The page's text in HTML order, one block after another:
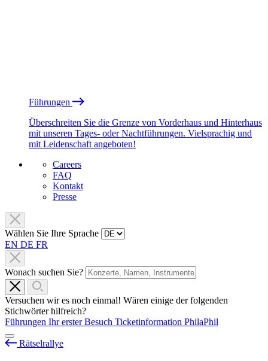
Führungen
Überschreiten Sie die Grenze von Vorderhaus und Hinterhaus
mit unseren Tages- oder Nachtführungen. Vielsprachig und
mit Leidenschaft angeboten!
Careers
FAQ
Kontakt
Presse
Wählen Sie Ihre Sprache
EN DE FR
Wonach suchen Sie?
Versuchen wir es noch einmal! Wären einige der folgenden
Stichwörter hilfreich?
Führungen Ihr erster Besuch Ticketinformation PhilaPhil
Rätselrallye